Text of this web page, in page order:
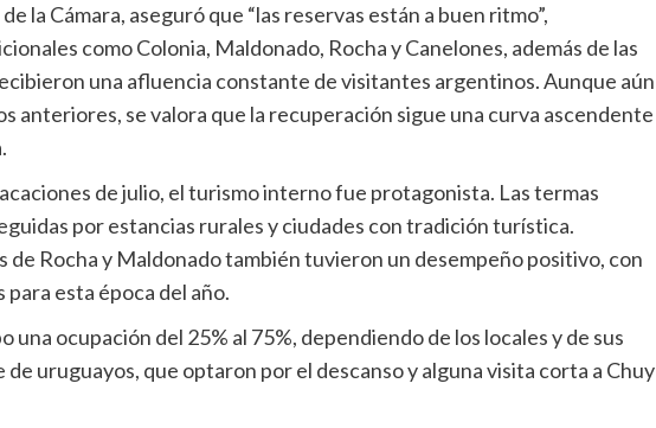
la Cámara, aseguró que “las reservas están a buen ritmo”,
como Colonia, Maldonado, Rocha y Canelones, además de las
una afluencia constante de visitantes argentinos. Aunque aún
anteriores, se valora que la recuperación sigue una curva ascendente
de julio, el turismo interno fue protagonista. Las termas
por estancias rurales y ciudades con tradición turística.
de Rocha y Maldonado también tuvieron un desempeño positivo, con
esta época del año.
una ocupación del 25% al 75%, dependiendo de los locales y de sus
uruguayos, que optaron por el descanso y alguna visita corta a Chuy